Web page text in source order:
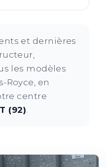
et dernières
les modèles
Royce, en
centre
(92).